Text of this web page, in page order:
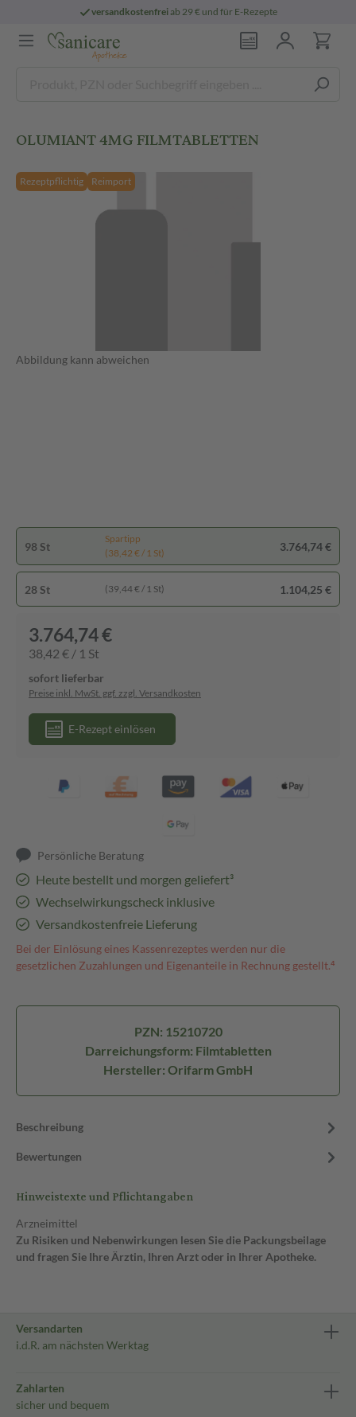
versandkostenfreiab 29 € und für E-Rezepte
OLUMIANT 4MG FILMTABLETTEN
Rezeptpflichtig Reimport
Abbildung kann abweichen
98 St
Spartipp
(38,42 € / 1 St)
3.764,74 €
28 St (39,44 € / 1 St) 1.104,25 €
3.764,74 €
38,42 € / 1 St
sofort lieferbar
Preise inkl. MwSt. ggf. zzgl. Versandkosten
E-Rezept einlösen
Persönliche Beratung
Heute bestellt und morgen geliefert³
Wechselwirkungscheck inklusive
Versandkostenfreie Lieferung
Bei der Einlösung eines Kassenrezeptes werden nur die
gesetzlichen Zuzahlungen und Eigenanteile in Rechnung gestellt.⁴
PZN: 15210720
Darreichungsform: Filmtabletten
Hersteller: Orifarm GmbH
Beschreibung
Bewertungen
Hinweistexte und Pflichtangaben
Arzneimittel
Zu Risiken und Nebenwirkungen lesen Sie die Packungsbeilage
und fragen Sie Ihre Ärztin, Ihren Arzt oder in Ihrer Apotheke.
Versandarten
i.d.R. am nächsten Werktag
Zahlarten
sicher und bequem